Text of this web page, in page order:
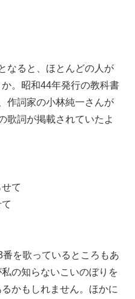
なると、ほとんどの人が
。昭和44年発行の教科書
作詞家の小林純一さんが
歌詞が掲載されていたよ
て
を歌っているところもあ
の知らないこいのぼりを
かもしれません。ほかに